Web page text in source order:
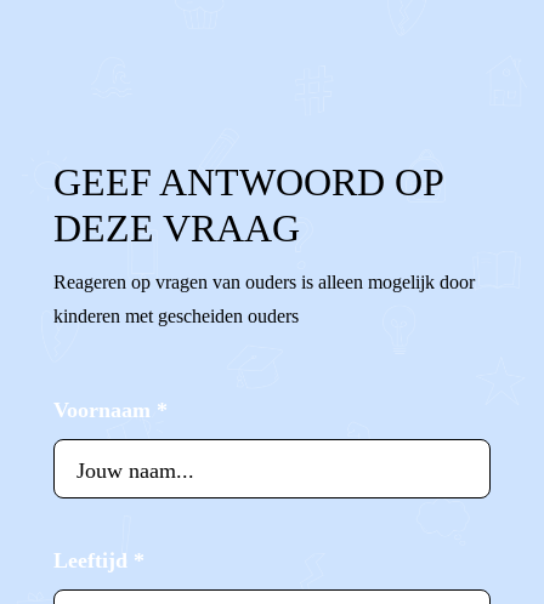
GEEF ANTWOORD OP
DEZE VRAAG
Reageren op vragen van ouders is alleen mogelijk door
kinderen met gescheiden ouders
Voornaam *
Leeftijd *